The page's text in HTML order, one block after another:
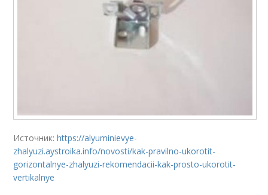
Источник:https://alyuminievye-
zhalyuzi.aystroika.info/novosti/kak-pravilno-ukorotit-
gorizontalnye-zhalyuzi-rekomendacii-kak-prosto-ukorotit-
vertikalnye